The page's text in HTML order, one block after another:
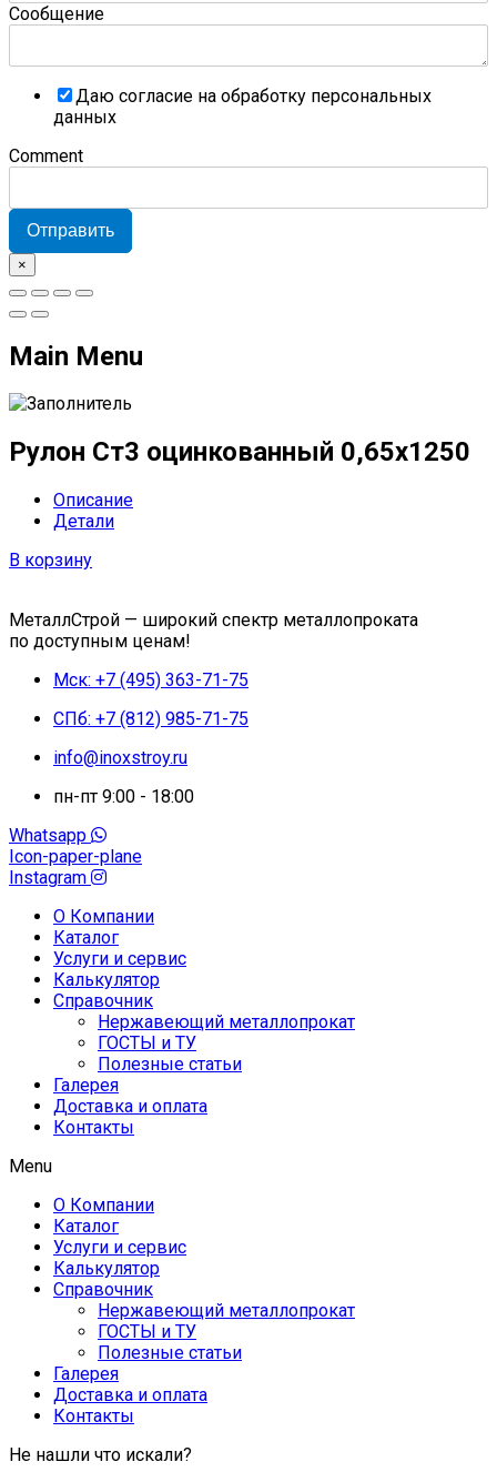
Сообщение
Даю согласие на обработку персональных
данных
Comment
Отправить
×
Main Menu
Рулон Ст3 оцинкованный 0,65x1250
Описание
Детали
В корзину
МеталлСтрой — широкий спектр металлопроката
по доступным ценам!
Мск: +7 (495) 363-71-75
СПб: +7 (812) 985-71-75
info@inoxstroy.ru
пн-пт 9:00 - 18:00
Whatsapp
Icon-paper-plane
Instagram
О Компании
Каталог
Услуги и сервис
Калькулятор
Справочник
Нержавеющий металлопрокат
ГОСТЫ и ТУ
Полезные статьи
Галерея
Доставка и оплата
Контакты
Menu
О Компании
Каталог
Услуги и сервис
Калькулятор
Справочник
Нержавеющий металлопрокат
ГОСТЫ и ТУ
Полезные статьи
Галерея
Доставка и оплата
Контакты
Не нашли что искали?